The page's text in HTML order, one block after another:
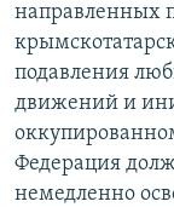
направленных
подавления
движений и
Федерация
немедленно